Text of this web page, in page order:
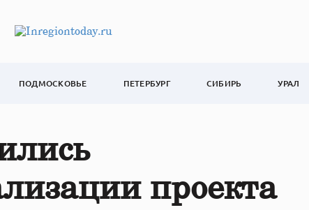
ПОДМОСКОВЬЕ ПЕТЕРБУРГ СИБИРЬ УРАЛ
проекта